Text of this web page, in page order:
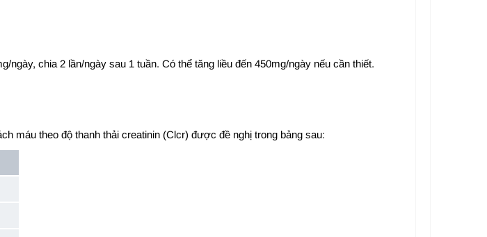
chia 2 lần/ngày sau 1 tuần. Có thể tăng liều đến 450mg/ngày nếu cần thiết.
máu theo độ thanh thải creatinin (Clcr) được đề nghị trong bảng sau: